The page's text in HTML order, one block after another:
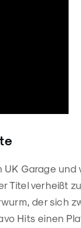
Garage und
Titel verheißt
der sich
Hits einen